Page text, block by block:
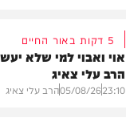
5 דקות באור החיים
אוי ואבוי למי שלא
הרב עלי צאיג
23:10
05/08/26הרב עלי צאיג